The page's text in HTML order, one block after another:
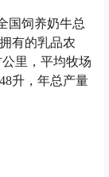
国饲养奶牛总
有的乳品农
里，平均牧场
升，年总产量